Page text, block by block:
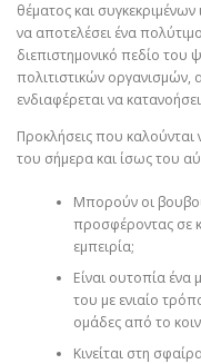
θέματος και
να αποτελέσει ένα
διεπιστημονικό πεδίο του
πολιτιστικών οργανισμών,
ενδιαφέρεται να
Προκλήσεις που καλούνται
του σήμερα και ίσως του
Μπορούν οι
προσφέροντας σε
εμπειρία;
Είναι ουτοπία
του με ενιαίο
ομάδες από το
Κινείται στη